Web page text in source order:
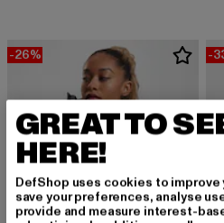
-26% -
GREAT TO
HERE!
DefShop uses cookies to improve
save your preferences, analyse
provide and measure interest-